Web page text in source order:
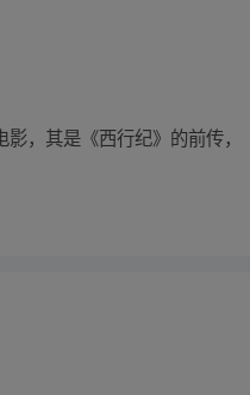
，其是《西行纪》的前传，